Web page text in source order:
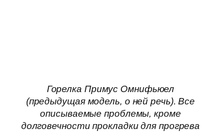
Горелка Примус Омнифьюел
(предыдущая модель, о ней речь). Все
описываемые проблемы, кроме
долговечности прокладки для прогрева